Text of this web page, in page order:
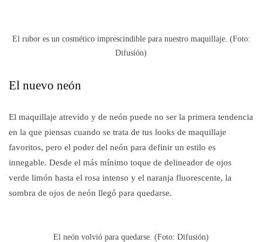
El rubor es un cosmético imprescindible para nuestro maquillaje. (Foto:
Difusión)
El nuevo neón
El maquillaje atrevido y de neón puede no ser la primera tendencia
en la que piensas cuando se trata de tus looks de maquillaje
favoritos, pero el poder del neón para definir un estilo es
innegable. Desde el más mínimo toque de delineador de ojos
verde limón hasta el rosa intenso y el naranja fluorescente, la
sombra de ojos de neón llegó para quedarse.
El neón volvió para quedarse. (Foto: Difusión)